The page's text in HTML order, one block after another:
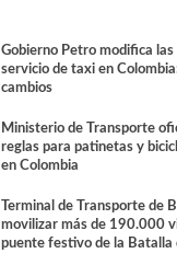
Gobierno Petro modifica las
servicio de taxi en
cambios
Ministerio de Transporte
reglas para patinetas y
en Colombia
Terminal de Transporte de
movilizar más de 190.000
puente festivo de la Batalla